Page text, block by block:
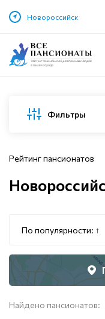
Новороссийск
Фильтры
Рейтинг пансионатов
По популярности: ↑
Найдено пансионатов: